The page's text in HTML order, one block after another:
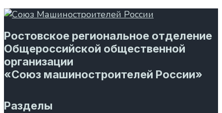
Ростовское региональное отделение
Общероссийской общественной
организации
«Союз машиностроителей России»
Разделы